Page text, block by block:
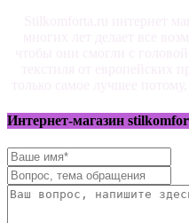
Интернет-магазин